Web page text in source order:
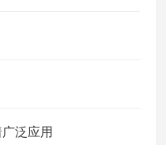
泛应用